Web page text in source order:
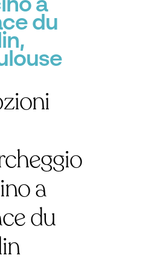
a
du
a
du